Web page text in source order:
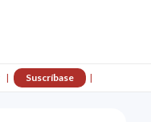
Suscríbase